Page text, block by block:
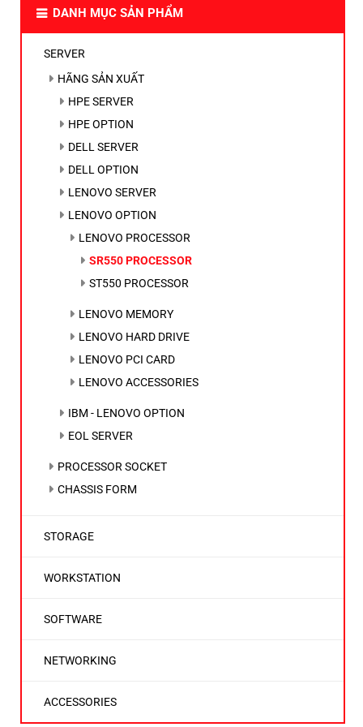
DANH MỤC SẢN PHẨM
SERVER
HÃNG SẢN XUẤT
HPE SERVER
HPE OPTION
DELL SERVER
DELL OPTION
LENOVO SERVER
LENOVO OPTION
LENOVO PROCESSOR
SR550 PROCESSOR
ST550 PROCESSOR
LENOVO MEMORY
LENOVO HARD DRIVE
LENOVO PCI CARD
LENOVO ACCESSORIES
IBM - LENOVO OPTION
EOL SERVER
PROCESSOR SOCKET
CHASSIS FORM
STORAGE
WORKSTATION
SOFTWARE
NETWORKING
ACCESSORIES